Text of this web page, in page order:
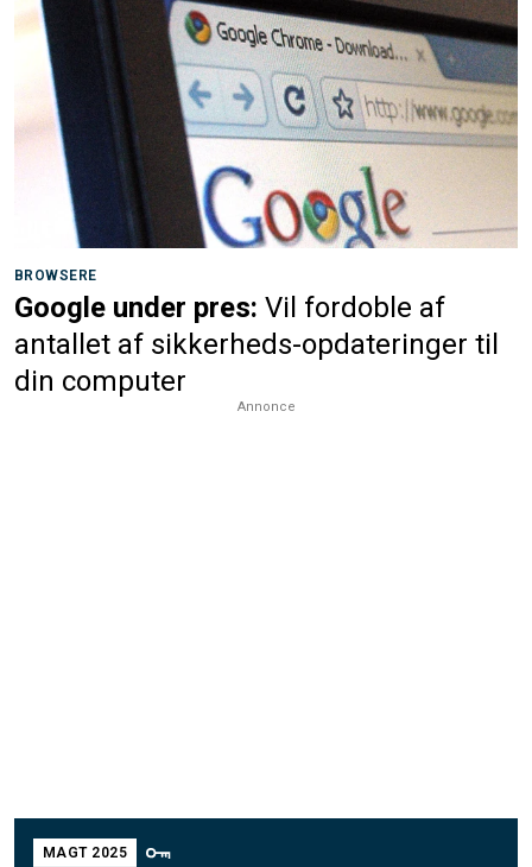
BROWSERE
Google under pres: Vil fordoble af
antallet af sikkerheds-opdateringer til
din computer
Annonce
MAGT 2025